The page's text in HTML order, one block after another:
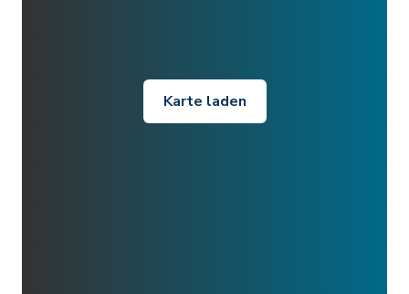
Karte laden